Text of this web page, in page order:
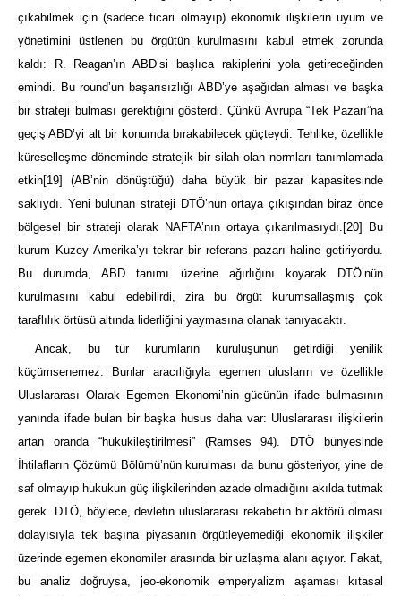
çıkabilmek için (sadece ticari olmayıp) ekonomik ilişkilerin uyum ve
yönetimini üstlenen bu örgütün kurulmasını kabul etmek zorunda
kaldı: R. Reagan’ın ABD’si başlıca rakiplerini yola getireceğinden
emindi. Bu round’un başarısızlığı ABD’ye aşağıdan alması ve başka
bir strateji bulması gerektiğini gösterdi. Çünkü Avrupa “Tek Pazarı”na
geçiş ABD’yi alt bir konumda bırakabilecek güçteydi: Tehlike, özellikle
küreselleşme döneminde stratejik bir silah olan normları tanımlamada
etkin[19]
(AB’nin dönüştüğü) daha büyük bir pazar kapasitesinde
saklıydı. Yeni bulunan strateji DTÖ’nün ortaya çıkışından biraz önce
bölgesel bir strateji olarak NAFTA’nın ortaya çıkarılmasıydı. [20]
Bu
kurum Kuzey Amerika’yı tekrar bir referans pazarı haline getiriyordu.
Bu durumda, ABD tanımı üzerine ağırlığını koyarak DTÖ’nün
kurulmasını kabul edebilirdi, zira bu örgüt kurumsallaşmış çok
taraflılık örtüsü altında liderliğini yaymasına olanak tanıyacaktı.
Ancak, bu tür kurumların kuruluşunun getirdiği yenilik
küçümsenemez: Bunlar aracılığıyla egemen ulusların ve özellikle
Uluslararası Olarak Egemen Ekonomi’nin gücünün ifade bulmasının
yanında ifade bulan bir başka husus daha var: Uluslararası ilişkilerin
artan oranda “hukukileştirilmesi” (Ramses 94). DTÖ bünyesinde
İhtilafların Çözümü Bölümü’nün kurulması da bunu gösteriyor, yine de
saf olmayıp hukukun güç ilişkilerinden azade olmadığını akılda tutmak
gerek. DTÖ, böylece, devletin uluslararası rekabetin bir aktörü olması
dolayısıyla tek başına piyasanın örgütleyemediği ekonomik ilişkiler
üzerinde egemen ekonomiler arasında bir uzlaşma alanı açıyor. Fakat,
bu analiz doğruysa, jeo-ekonomik emperyalizm aşaması kıtasal